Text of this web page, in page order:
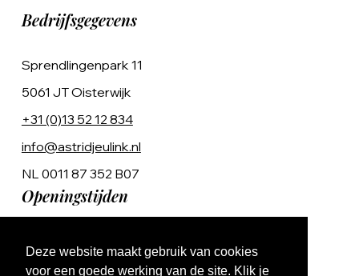
Deze website maakt gebruik van cookies
voor een goede werking van de site. Klik je
Bedrijfsgegevens
Sprendlingenpark 11
5061 JT Oisterwijk
+31 (0)13 52 12 834
info@astridjeulink.nl
NL 0011 87 352 B07
Openingstijden
Ma t/m Vr 9:00 - 17:00